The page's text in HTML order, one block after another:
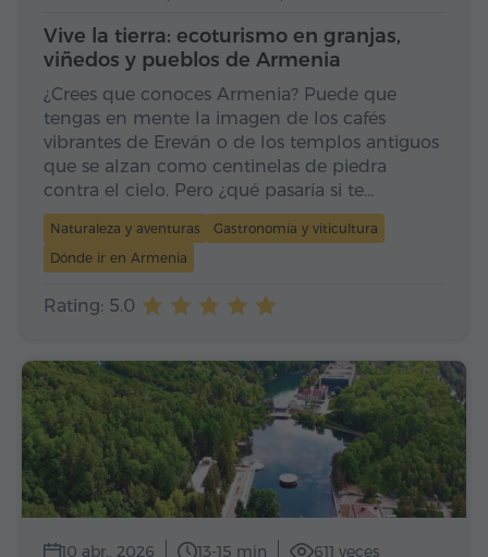
Vive la tierra: ecoturismo en granjas,
viñedos y pueblos de Armenia
¿Crees que conoces Armenia? Puede que
tengas en mente la imagen de los cafés
vibrantes de Ereván o de los templos antiguos
que se alzan como centinelas de piedra
contra el cielo. Pero ¿qué pasaría si te…
Naturaleza y aventuras
Gastronomía y viticultura
Dónde ir en Armenia
Rating: 5.0
10 abr., 2026 13-15 min 611 veces